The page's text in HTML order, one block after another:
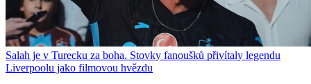
Salah je v Turecku za boha. Stovky fanoušků přivítaly legendu
Liverpoolu jako filmovou hvězdu